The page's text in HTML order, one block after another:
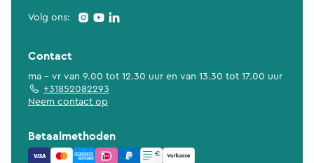
Volg ons:
Contact
ma - vr van 9.00 tot 12.30 uur en van 13.30 tot 17.00 uur
+31852082293
Neem contact op
Betaalmethoden